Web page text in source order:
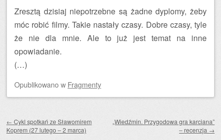
Zresztą dzisiaj niepotrzebne są żadne dyplomy, żeby
móc robić filmy. Takie nastały czasy. Dobre czasy, tyle
że nie dla mnie. Ale to już jest temat na inne
opowiadanie.
(…)
Opublikowanow Fragmenty
← Cykl spotkań ze Sławomirem
Koprem (27 lutego – 2 marca)
„Wiedźmin. Przygodowa gra karciana”
– recenzja →